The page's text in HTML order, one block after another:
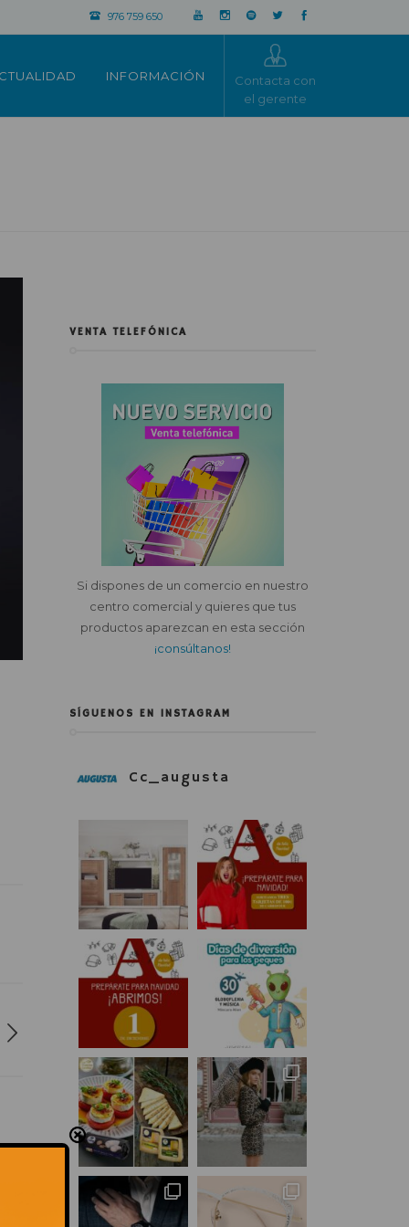
976 759 650
INFORMACIÓN
Contacta con
el gerente
VENTA TELEFÓNICA
Si dispones de un comercio en nuestro
centro comercial y quieres que tus
productos aparezcan en esta sección
¡consúltanos!
SÍGUENOS EN INSTAGRAM
Cc_augusta